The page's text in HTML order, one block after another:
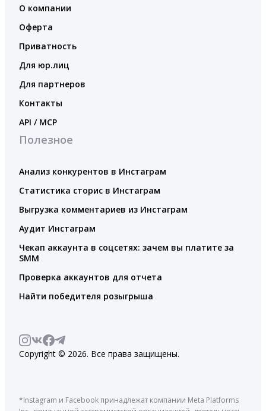
О компании
Оферта
Приватность
Для юр.лиц
Для партнеров
Контакты
API / MCP
Полезное
Анализ конкурентов в Инстаграм
Статистика сторис в Инстаграм
Выгрузка комментариев из Инстаграм
Аудит Инстаграм
Чекап аккаунта в соцсетях: зачем вы платите за
SMM
Проверка аккаунтов для отчета
Найти победителя розыгрыша
Copyright © 2026. Все права защищены.
*Instagram и Facebook принадлежат компании Meta Platforms